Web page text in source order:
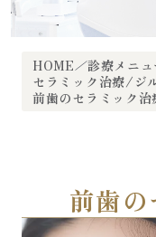
HOME
診療メニ
セラミック治療/ジ
前歯のセラミック
前歯